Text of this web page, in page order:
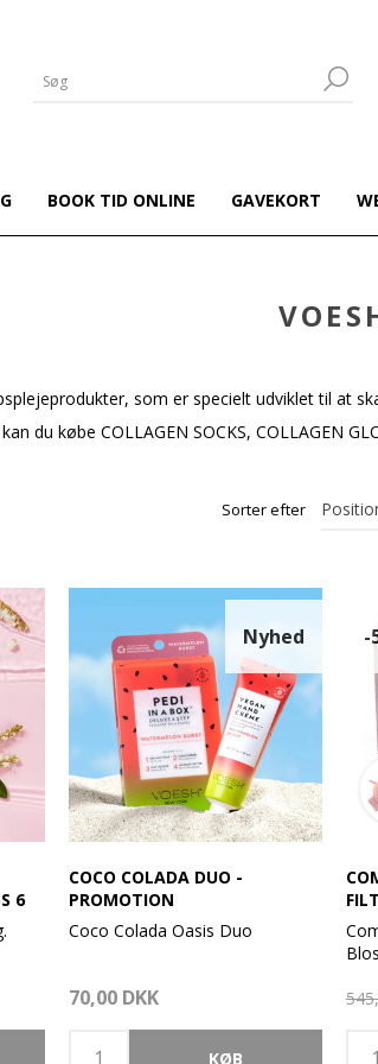
BOOK TID ONLINE GAVEKORT
som er specielt udviklet til at
du købe COLLAGEN SOCKS, COLLAGEN
Sorter efter
6
Nyhed
COCO COLADA DUO -
PROMOTION
Coco Colada Oasis Duo
med Coco Colada Oasis Duo –
70,00 DKK
-